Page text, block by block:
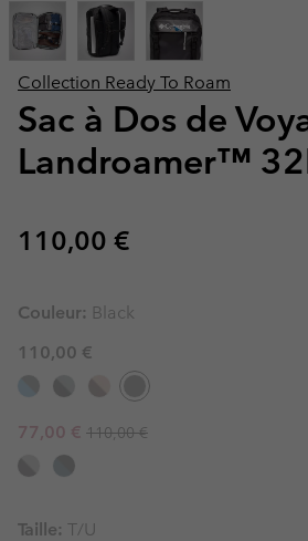
Collection Ready To Roam
Sac à Dos de
Landroamer™
Regular price:
110,00 €
Couleur: Black
110,00 €
Sale price:
77,00 € Regular price:
110,00 €
Taille: T/U